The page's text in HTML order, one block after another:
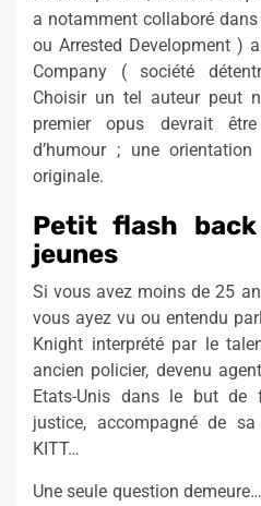
a notamment collaboré
ou Arrested Development )
Company ( société
Choisir un tel auteur peut
premier opus devrait
d’humour ; une
originale.
Petit flash
jeunes
Si vous avez moins de 25
vous ayez vu ou entendu
Knight interprété par le
ancien policier, devenu
Etats-Unis dans le but de
justice, accompagné de
KITT…
Une seule question